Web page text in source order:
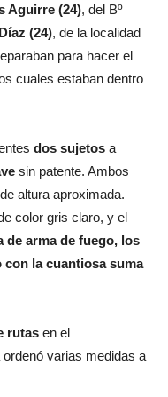
Aguirre (24), del Bº
(24), de la localidad
para hacer el
cuales estaban dentro
dos sujetos a
sin patente. Ambos
altura aproximada.
color gris claro, y el
de arma de fuego, los
la cuantiosa suma
rutas en el
varias medidas a